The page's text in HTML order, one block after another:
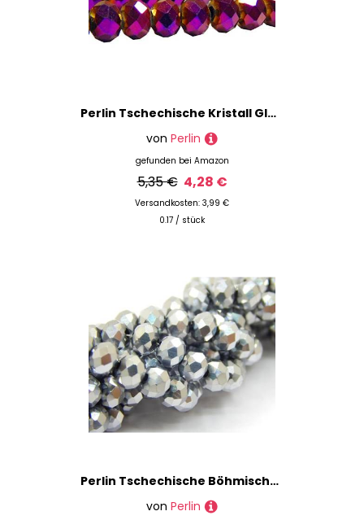
Perlin Tschechische Kristall Glas Perlen CZ Böhmische Facettierte Rondelle Glasperlen 4/6/8/10 mm (Fire-Polished Fuchsia, 6x4 mm)
von Perlin
gefunden bei Amazon
5,35 € 4,28 €
Versandkosten: 3,99 €
0.17 / stück
Perlin Tschechische Böhmische Kristallperlen 3mm x 2mm Tschechische Perlen CZ Glasschliffperlen Facettierte Rondelle Kügelchen Glasperlen 1 strang 160 Stk (Silber Metallic)
von Perlin